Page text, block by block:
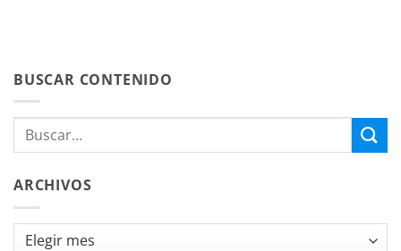
BUSCAR CONTENIDO
ARCHIVOS
Archivos